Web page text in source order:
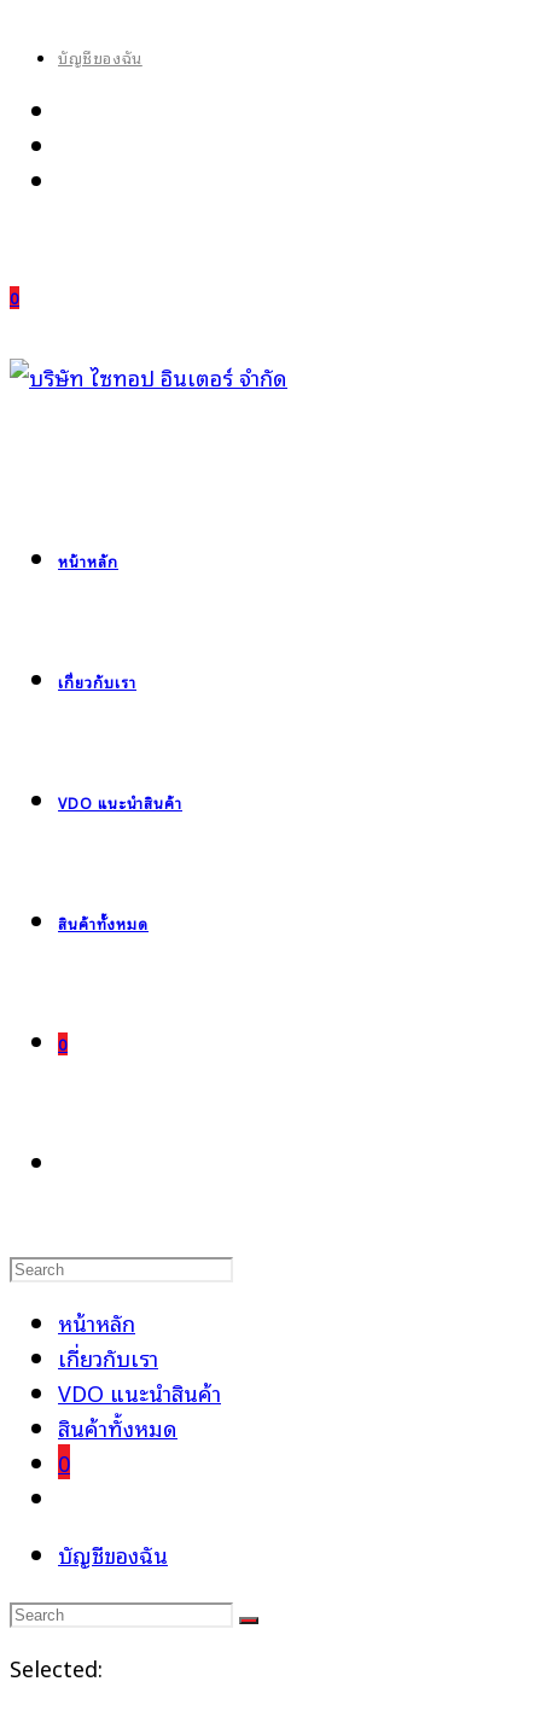
บัญชีของฉัน
0
หน้าหลัก
เกี่ยวกับเรา
VDO แนะนำสินค้า
สินค้าทั้งหมด
0
SEARCH
หน้าหลัก
เกี่ยวกับเรา
VDO แนะนำสินค้า
สินค้าทั้งหมด
0
search
บัญชีของฉัน
Selected: